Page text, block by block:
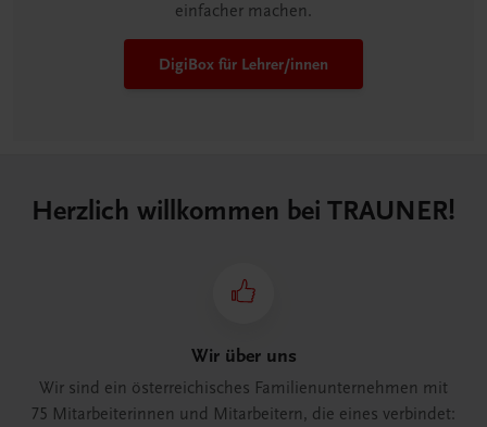
einfacher machen.
DigiBox für Lehrer/innen
Herzlich willkommen bei TRAUNER!
Wir über uns
Wir sind ein österreichisches Familienunternehmen mit
75 Mitarbeiterinnen und Mitarbeitern, die eines verbindet: